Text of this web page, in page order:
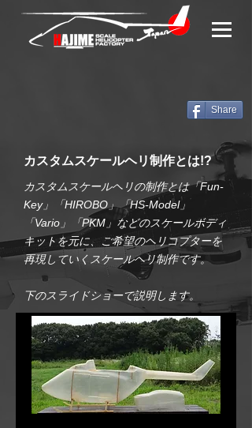
Share
​カスタムスケールヘリ制作とは!?
カスタムスケールヘリの制作とは「Fun-
Key」「HIROBO」「HS-Model」
「Vario」「PKM」などのスケールボディ
キットを元に、ご希望のヘリコプターを
再現していく スケールヘリ制作です。
下のスライドショーで説明します。